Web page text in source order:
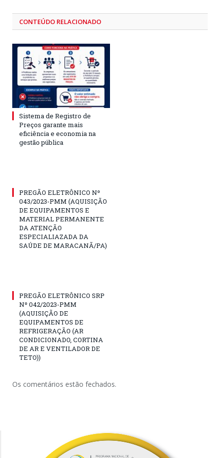
CONTEÚDO RELACIONADO
Sistema de Registro de
Preços garante mais
eficiência e economia na
gestão pública
PREGÃO ELETRÔNICO Nº
043/2023-PMM (AQUISIÇÃO
DE EQUIPAMENTOS E
MATERIAL PERMANENTE
DA ATENÇÃO
ESPECIALIAZADA DA
SAÚDE DE MARACANÃ/PA)
PREGÃO ELETRÔNICO SRP
Nº 042/2023-PMM
(AQUISIÇÃO DE
EQUIPAMENTOS DE
REFRIGERAÇÃO (AR
CONDICIONADO, CORTINA
DE AR E VENTILADOR DE
TETO))
Os comentários estão fechados.